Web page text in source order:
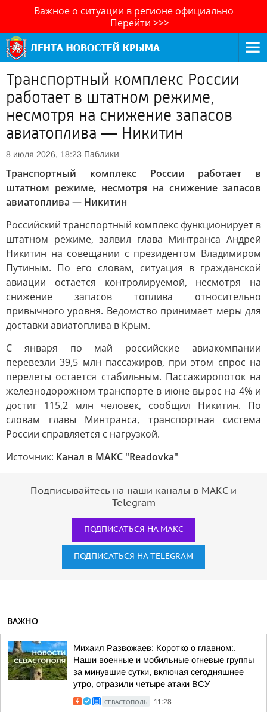
Важное о ситуации в регионе официально
Перейти >>>
Транспортный комплекс России
работает в штатном режиме,
несмотря на снижение запасов
авиатоплива — Никитин
8 июля 2026, 18:23 Паблики
Транспортный комплекс России работает в
штатном режиме, несмотря на снижение запасов
авиатоплива — Никитин
Российский транспортный комплекс функционирует в
штатном режиме, заявил глава Минтранса Андрей
Никитин на совещании с президентом Владимиром
Путиным. По его словам, ситуация в гражданской
авиации остается контролируемой, несмотря на
снижение запасов топлива относительно
привычного уровня. Ведомство принимает меры для
доставки авиатоплива в Крым.
С января по май российские авиакомпании
перевезли 39,5 млн пассажиров, при этом спрос на
перелеты остается стабильным. Пассажиропоток на
железнодорожном транспорте в июне вырос на 4% и
достиг 115,2 млн человек, сообщил Никитин. По
словам главы Минтранса, транспортная система
России справляется с нагрузкой.
Источник: Канал в МАКС "Readovka"
Подписывайтесь на наши каналы в МАКС и
Telegram
ПОДПИСАТЬСЯ НА МАКС
ПОДПИСАТЬСЯ НА TELEGRAM
ВАЖНО
Михаил Развожаев: Коротко о главном:.
Наши военные и мобильные огневые группы
за минувшие сутки, включая сегодняшнее
утро, отразили четыре атаки ВСУ
СЕВАСТОПОЛЬ 11:28